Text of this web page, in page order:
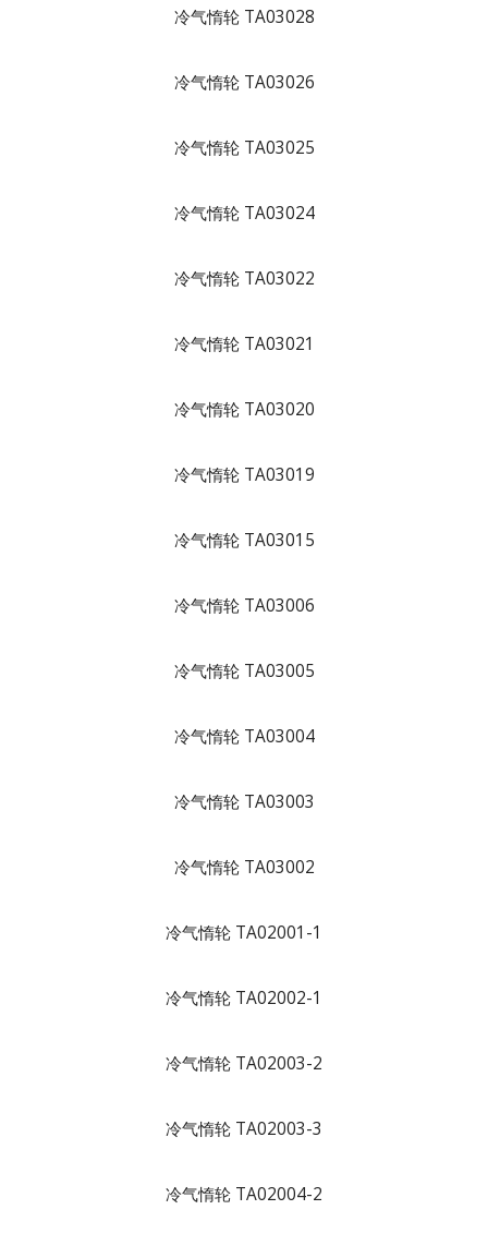
冷气惰轮 TA03028
冷气惰轮 TA03026
冷气惰轮 TA03025
冷气惰轮 TA03024
冷气惰轮 TA03022
冷气惰轮 TA03021
冷气惰轮 TA03020
冷气惰轮 TA03019
冷气惰轮 TA03015
冷气惰轮 TA03006
冷气惰轮 TA03005
冷气惰轮 TA03004
冷气惰轮 TA03003
冷气惰轮 TA03002
冷气惰轮 TA02001-1
冷气惰轮 TA02002-1
冷气惰轮 TA02003-2
冷气惰轮 TA02003-3
冷气惰轮 TA02004-2